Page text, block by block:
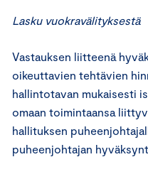
Lasku vuokravälityksestä
Vastauksen liitteenä
oikeuttavien tehtävien
hallintotavan mukaisesti
omaan toimintaansa
hallituksen
puheenjohtajan